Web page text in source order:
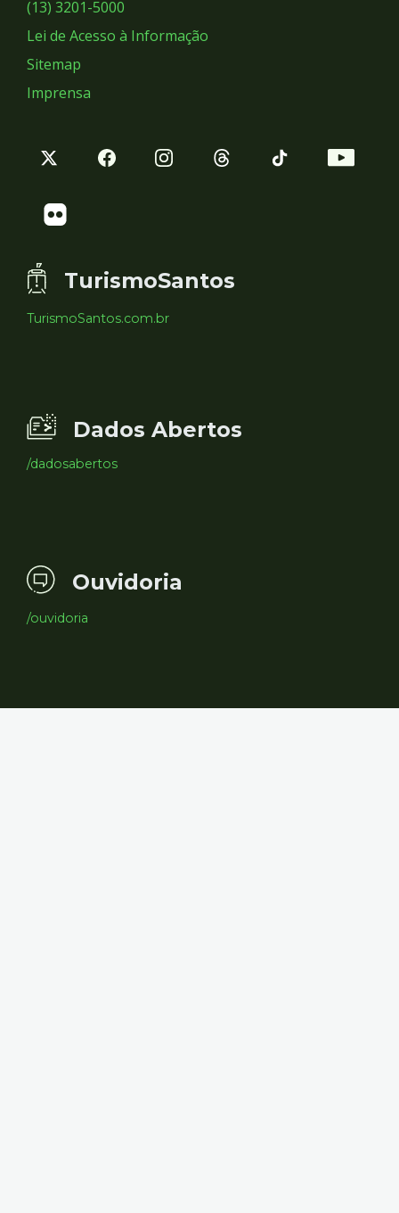
(13) 3201-5000
Lei de Acesso à Informação
Sitemap
Imprensa
TurismoSantos
TurismoSantos.com.br
Dados Abertos
/dadosabertos
Ouvidoria
/ouvidoria